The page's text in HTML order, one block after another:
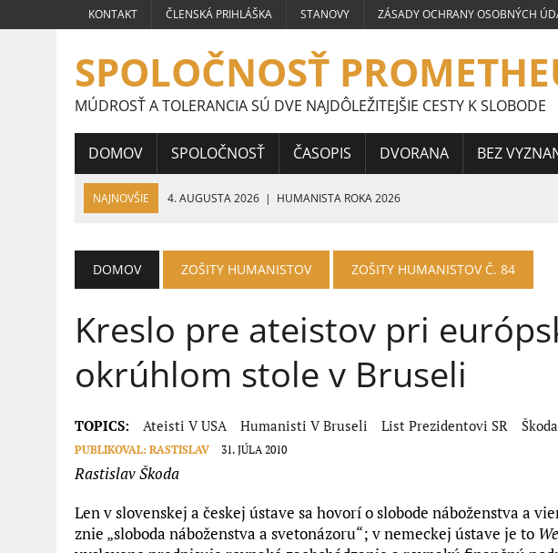
KONTAKT ČLENSKÁ PRIHLÁŠKA STANOVY ZÁSADY OCHRANY OSOBNÝCH
SPOLOČNOSŤ
MÚDROSŤ A TOLERANCIA SÚ DVE NAJDÔLEŽITEJŠIE CESTY K SLOBODE
DOMOV SPOLOČNOSŤ ČASOPIS DVORANA BEZ
NAJNOVŠIE 4. AUGUSTA 2026 | HUMANISTA ROKA 2026
16. JÚLA 2026 | VÍŤAZNÉ PRÁCE ŠTUDENTOV STREDNÝCH ŠKÔL CELOSLOVENSKEJ
9. JÚLA 2026
VÍŤAZNÉ PRÁCE ŠTUDENTOV STREDNÝCH ŠKÔL CELOSLOVENSKEJ SÚŤAŽE
VEĽVYSLANKYŇA HUMANIZMU 2026
DOMOV ZOŠITY HUMANISTOV ZOŠITY HUMANISTOV Č. 84
Kreslo pre ateistov pri
okrúhlom stole v Bruseli
TOPICS: Ateisti V USA Humanisti V Bruseli List Prezidentovi SR
PUBLIKOVAL: RASTISLAV 31. JÚLA 2010
Rastislav Škoda
Len v slovenskej a českej ústave sa hovorí o slobode náboženstva a
znie „sloboda náboženstva a svetonázoru“; v nemeckej ústave je to